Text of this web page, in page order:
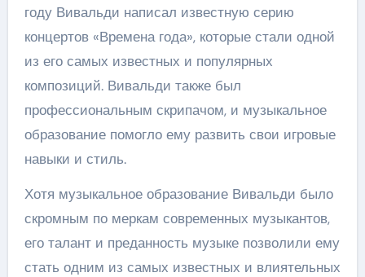
году Вивальди написал известную серию
концертов «Времена года», которые стали одной
из его самых известных и популярных
композиций. Вивальди также был
профессиональным скрипачом, и музыкальное
образование помогло ему развить свои игровые
навыки и стиль.
Хотя музыкальное образование Вивальди было
скромным по меркам современных музыкантов,
его талант и преданность музыке позволили ему
стать одним из самых известных и влиятельных